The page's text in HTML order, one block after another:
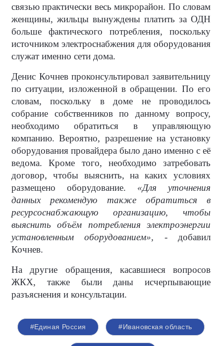
связью практически весь микрорайон. По словам
женщины, жильцы вынуждены платить за ОДН
больше фактического потребления, поскольку
источником электроснабжения для оборудования
служат именно сети дома.
Денис Кочнев проконсультировал заявительницу
по ситуации, изложенной в обращении. По его
словам, поскольку в доме не проводилось
собрание собственников по данному вопросу,
необходимо обратиться в управляющую
компанию. Вероятно, разрешение на установку
оборудования провайдера было дано именно с её
ведома. Кроме того, необходимо затребовать
договор, чтобы выяснить, на каких условиях
размещено оборудование. «Для уточнения
данных рекомендую также обратиться в
ресурсоснабжающую организацию, чтобы
выяснить объём потребления электроэнергии
установленным оборудованием», - добавил
Кочнев.
На другие обращения, касавшиеся вопросов
ЖКХ, также были даны исчерпывающие
разъяснения и консультации.
#Единая Россия #Ивановская область